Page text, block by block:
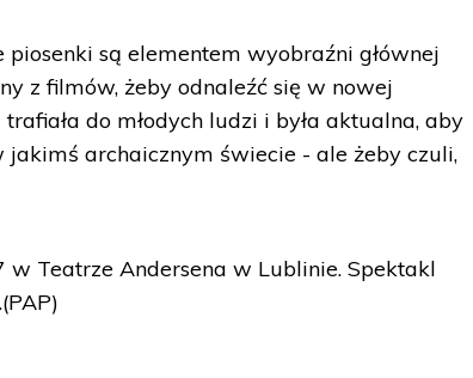
są elementem wyobraźni głównej
z filmów, żeby odnaleźć się w nowej
do młodych ludzi i była aktualna, aby
archaicznym świecie - ale żeby czuli,
Teatrze Andersena w Lublinie. Spektakl